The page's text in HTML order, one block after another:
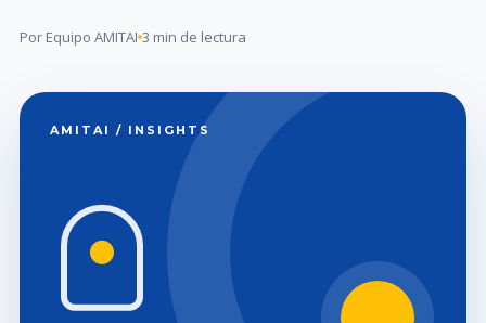
Por Equipo AMITAI 3 min de lectura
AMITAI / INSIGHTS